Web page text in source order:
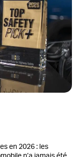
en 2026 : les